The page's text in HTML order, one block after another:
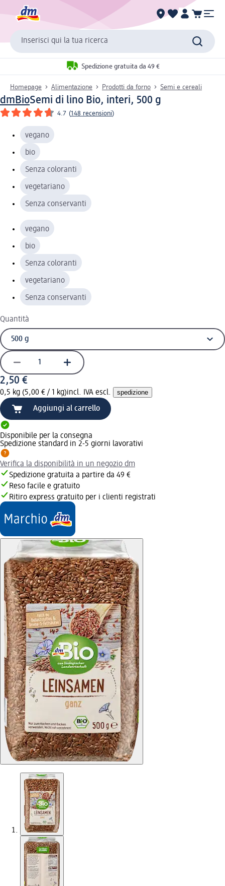
Inserisci qui la tua ricerca
Spedizione gratuita da 49 €
Homepage Alimentazione Prodotti da forno Semi e cereali
dmBioSemi di lino Bio, interi, 500 g
4.7 (148 recensioni)
vegano
bio
Senza coloranti
vegetariano
Senza conservanti
vegano
bio
Senza coloranti
vegetariano
Senza conservanti
Quantità
2,50 €
0,5 kg (5,00 € / 1 kg)incl. IVA escl. spedizione
Aggiungi al carrello
Disponibile per la consegna
Spedizione standard in 2-5 giorni lavorativi
Verifica la disponibilità in un negozio dm
Spedizione gratuita a partire da 49 €
Reso facile e gratuito
Ritiro express gratuito per i clienti registrati